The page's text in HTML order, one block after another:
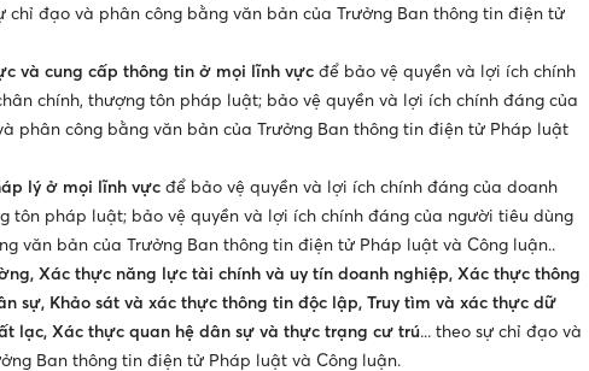
chỉ đạo và phân công bằng văn bản của Trưởng Ban thông tin điện tử
và cung cấp thông tin ở mọi lĩnh vực để bảo vệ quyền và lợi ích chính
chính, thượng tôn pháp luật; bảo vệ quyền và lợi ích chính đáng của
phân công bằng văn bản của Trưởng Ban thông tin điện tử Pháp luật
lý ở mọi lĩnh vực để bảo vệ quyền và lợi ích chính đáng của doanh
tôn pháp luật; bảo vệ quyền và lợi ích chính đáng của người tiêu dùng
văn bản của Trưởng Ban thông tin điện tử Pháp luật và Công luận..
Xác thực năng lực tài chính và uy tín doanh nghiệp, Xác thực thông
sự, Khảo sát và xác thực thông tin độc lập, Truy tìm và xác thực dữ
lạc, Xác thực quan hệ dân sự và thực trạng cư trú... theo sự chỉ đạo và
Ban thông tin điện tử Pháp luật và Công luận.